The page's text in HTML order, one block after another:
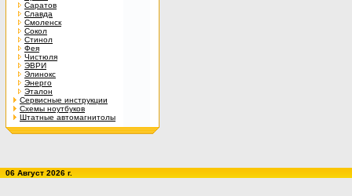
Саратов
Славда
Смоленск
Сокол
Стинол
Фея
Чистюля
ЭВРИ
Элинокс
Энерго
Эталон
Сервисные инструкции
Схемы ноутбуков
Штатные автомагнитолы
06 Август 2026 г.